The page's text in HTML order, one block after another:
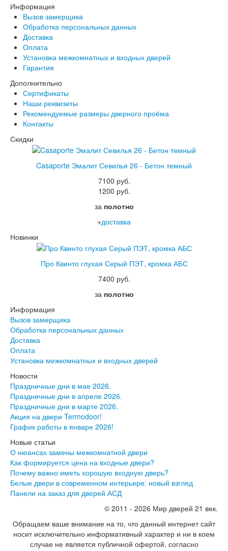
Лайн
Мегаполис
Скин
Двери ВанМарк
Шпон текстурированный
Эмалекс
Серия София
Серия Симпл
Серия Синди
Серия Стефани
Серия Уно
Коллекция дверей Альтекс
Экошпон Верда
Коллекция дверей Некст
Коллекция дверей Техно
Двери Дворецкий
Эмаль Дворецкий
Двери Про
Эмаль Про
Атум Про ВФД
Бейсик ВФД
Винтер ВФД
Иннова ВФД
Классик Арт ВФД
Урбан ВФД
Эмалекс ВФД
Фурнитура
Фурнитура Adden bau
Фурнитура Bussare
Фурнитура для раздвижных дверей
Распродажа
Натяжные потолки
Окна
Информация
Вызов замерщика
Обработка персональных данных
Доставка
Оплата
Установка межкомнатных и входных дверей
Гарантия
Дополнительно
Сертификаты
Наши реквизиты
Рекомендуемые размеры дверного проёма
Контакты
Скидки
Casaporte Эмалит Севилья 26 - Бетон темный
7100 руб.
1200 руб.
за полотно
+доставка
Новинки
Про Квинто глухая Серый ПЭТ, кромка АБС
7400 руб.
за полотно
Информация
Вызов замерщика
Обработка персональных данных
Доставка
Оплата
Установка межкомнатных и входных дверей
Новости
Праздничные дни в мае 2026.
Праздничные дни в апреле 2026.
Праздничные дни в марте 2026.
Акция на двери Termodoor!
График работы в январе 2026!
Новые статьи
О нюансах замены межкомнатной двери
Как формируется цена на входные двери?
Почему важно иметь хорошую входную дверь?
Белые двери в современном интерьере: новый взгляд
Панели на заказ для дверей АСД
© 2011 - 2026 Мир дверей 21 век.
Обращаем ваше внимание на то, что данный интернет сайт
носит исключительно информативный характер и ни в коем
случае не является публичной офертой, согласно